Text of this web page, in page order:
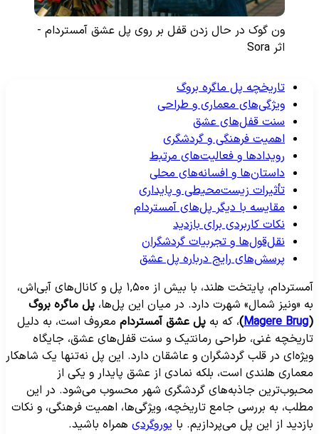
ون گوک در حال زدن قفل بر روی پل عشق آمستردام -
اثر Sora
تاریخچه پل ماگره بروگ
ویژگی‌های معماری و طراحی
سنت قفل‌های عشق
اهمیت فرهنگی و گردشگری
رویدادها و فعالیت‌های مرتبط
داستان‌ها و افسانه‌های محلی
تأثیرات زیست‌محیطی و پایداری
مقایسه با دیگر پل‌های آمستردام
نکات کاربردی برای بازدید
نقل‌قول‌ها و تجربیات گردشگران
پرسش‌های رایج درباره پل عشق
آمستردام، پایتخت هلند، با بیش از ۱,۵۰۰ پل و کانال‌های آبی‌اش،
«ونیز شمال» شهرت دارد. در میان این پل‌ها،پل ماگره بروگ
Magere Brug
)، که بهپل عشق آمسترداممعروف است، به دلیل
غنی، طراحی رمانتیک و سنت قفل‌های عشق، جایگاه
در قلب گردشگران و عاشقان دارد. این پل نه‌تنها یک شاهکار
هلندی است، بلکه نمادی از عشق پایدار و یکی از
جاذبه‌های گردشگری شهر محسوب می‌شود. در این
به بررسی جامع تاریخچه، ویژگی‌ها، اهمیت فرهنگی، و نکات
از این پل می‌پردازیم. بایوروگردیهمراه باشید.